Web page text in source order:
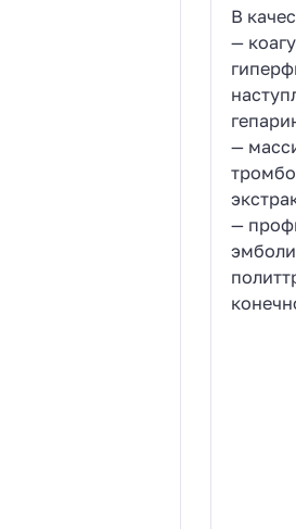
В
—
—
—